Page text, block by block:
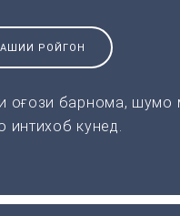
РОЙГОН
оғози барнома, шумо
интихоб кунед.